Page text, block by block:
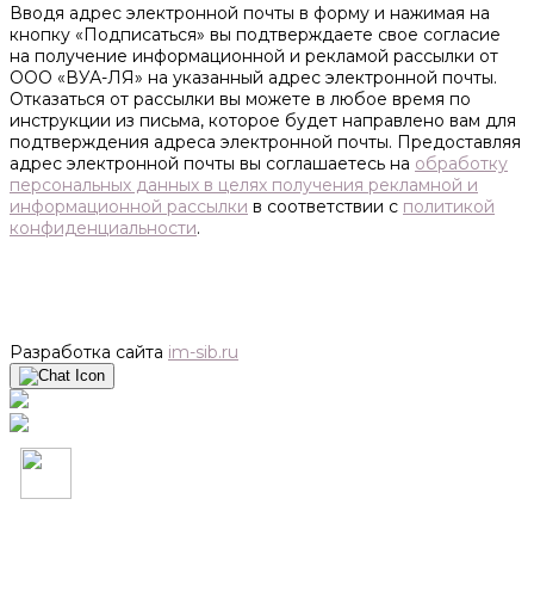
Вводя адрес электронной почты в форму и нажимая на
кнопку «Подписаться» вы подтверждаете свое согласие
на получение информационной и рекламой рассылки от
ООО «ВУА-ЛЯ» на указанный адрес электронной почты.
Отказаться от рассылки вы можете в любое время по
инструкции из письма, которое будет направлено вам для
подтверждения адреса электронной почты. Предоставляя
адрес электронной почты вы соглашаетесь на обработку
персональных данных в целях получения рекламной и
информационной рассылки в соответствии с политикой
конфиденциальности.
Разработка сайта im-sib.ru